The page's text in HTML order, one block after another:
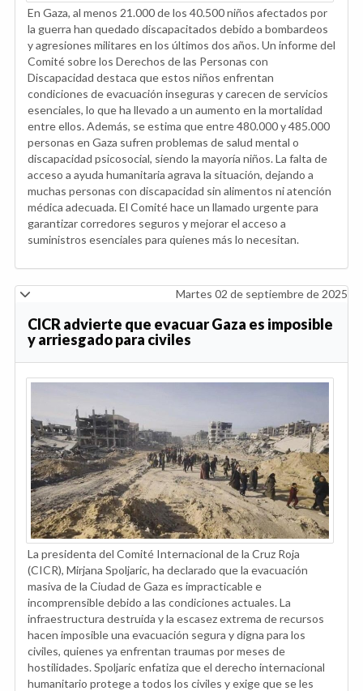
En Gaza, al menos 21.000 de los 40.500 niños afectados por
la guerra han quedado discapacitados debido a bombardeos
y agresiones militares en los últimos dos años. Un informe del
Comité sobre los Derechos de las Personas con
Discapacidad destaca que estos niños enfrentan
condiciones de evacuación inseguras y carecen de servicios
esenciales, lo que ha llevado a un aumento en la mortalidad
entre ellos. Además, se estima que entre 480.000 y 485.000
personas en Gaza sufren problemas de salud mental o
discapacidad psicosocial, siendo la mayoría niños. La falta de
acceso a ayuda humanitaria agrava la situación, dejando a
muchas personas con discapacidad sin alimentos ni atención
médica adecuada. El Comité hace un llamado urgente para
garantizar corredores seguros y mejorar el acceso a
suministros esenciales para quienes más lo necesitan.
Martes 02 de septiembre de 2025
CICR advierte que evacuar Gaza es imposible
y arriesgado para civiles
La presidenta del Comité Internacional de la Cruz Roja
(CICR), Mirjana Spoljaric, ha declarado que la evacuación
masiva de la Ciudad de Gaza es impracticable e
incomprensible debido a las condiciones actuales. La
infraestructura destruida y la escasez extrema de recursos
hacen imposible una evacuación segura y digna para los
civiles, quienes ya enfrentan traumas por meses de
hostilidades. Spoljaric enfatiza que el derecho internacional
humanitario protege a todos los civiles y exige que se les